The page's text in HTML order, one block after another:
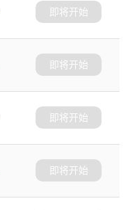
即将开始
即将开始
即将开始
即将开始